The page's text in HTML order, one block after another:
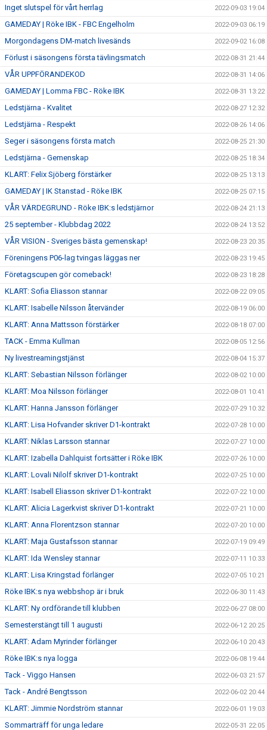
Inget slutspel för vårt herrlag 2022-09-03 19:04
GAMEDAY | Röke IBK - FBC Engelholm 2022-09-03 06:19
Morgondagens DM-match livesänds 2022-09-02 16:08
Förlust i säsongens första tävlingsmatch 2022-08-31 21:44
VÅR UPPFÖRANDEKOD 2022-08-31 14:06
GAMEDAY | Lomma FBC - Röke IBK 2022-08-31 13:22
Ledstjärna - Kvalitet 2022-08-27 12:32
Ledstjärna - Respekt 2022-08-26 14:06
Seger i säsongens första match 2022-08-25 21:30
Ledstjärna - Gemenskap 2022-08-25 18:34
KLART: Felix Sjöberg förstärker 2022-08-25 13:13
GAMEDAY | IK Stanstad - Röke IBK 2022-08-25 07:15
VÅR VÄRDEGRUND - Röke IBK:s ledstjärnor 2022-08-24 21:13
25 september - Klubbdag 2022 2022-08-24 13:52
VÅR VISION - Sveriges bästa gemenskap! 2022-08-23 20:35
Föreningens P06-lag tvingas läggas ner 2022-08-23 19:45
Företagscupen gör comeback! 2022-08-23 18:28
KLART: Sofia Eliasson stannar 2022-08-22 09:05
KLART: Isabelle Nilsson återvänder 2022-08-19 06:00
KLART: Anna Mattsson förstärker 2022-08-18 07:00
TACK - Emma Kullman 2022-08-05 12:56
Ny livestreamingstjänst 2022-08-04 15:37
KLART: Sebastian Nilsson förlänger 2022-08-02 10:00
KLART: Moa Nilsson förlänger 2022-08-01 10:41
KLART: Hanna Jansson förlänger 2022-07-29 10:32
KLART: Lisa Hofvander skriver D1-kontrakt 2022-07-28 10:00
KLART: Niklas Larsson stannar 2022-07-27 10:00
KLART: Izabella Dahlquist fortsätter i Röke IBK 2022-07-26 10:00
KLART: Lovali Nilolf skriver D1-kontrakt 2022-07-25 10:00
KLART: Isabell Eliasson skriver D1-kontrakt 2022-07-22 10:00
KLART: Alicia Lagerkvist skriver D1-kontrakt 2022-07-21 10:00
KLART: Anna Florentzson stannar 2022-07-20 10:00
KLART: Maja Gustafsson stannar 2022-07-19 09:49
KLART: Ida Wensley stannar 2022-07-11 10:33
KLART: Lisa Kringstad förlänger 2022-07-05 10:21
Röke IBK:s nya webbshop är i bruk 2022-06-30 11:43
KLART: Ny ordförande till klubben 2022-06-27 08:00
Semesterstängt till 1 augusti 2022-06-12 20:25
KLART: Adam Myrinder förlänger 2022-06-10 20:43
Röke IBK:s nya logga 2022-06-08 19:44
Tack - Viggo Hansen 2022-06-03 21:57
Tack - André Bengtsson 2022-06-02 20:44
KLART: Jimmie Nordström stannar 2022-06-01 19:03
Sommarträff för unga ledare 2022-05-31 22:05